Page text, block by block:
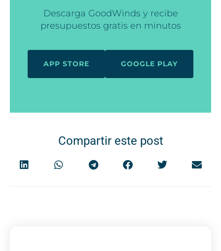
Descarga GoodWinds y recibe
presupuestos gratis en minutos
APP STORE GOOGLE PLAY
Compartir este post